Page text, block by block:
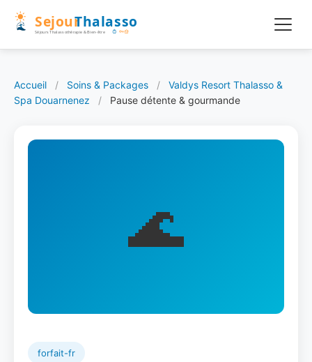
Accueil / Soins & Packages /
Valdys Resort Thalasso &
Spa Douarnenez
/ Pause détente & gourmande
🌊
forfait-fr